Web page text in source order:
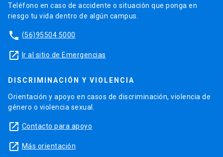
Teléfono en caso de accidente o situación que ponga en
riesgo tu vida dentro de algún campus.
phone (56)95504 5000
launch Ir al sitio de Emergencias
DISCRIMINACIÓN Y VIOLENCIA
Orientación y apoyo en casos de discriminación, violencia de
género o violencia sexual.
launch Contacto para apoyo
launch Más orientación